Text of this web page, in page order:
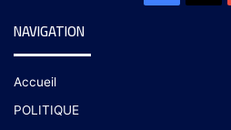
NAVIGATION
Accueil
POLITIQUE